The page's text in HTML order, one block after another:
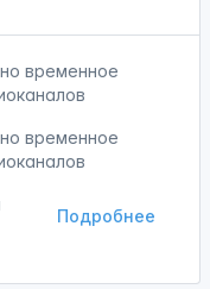
временное
временное
Подробнее